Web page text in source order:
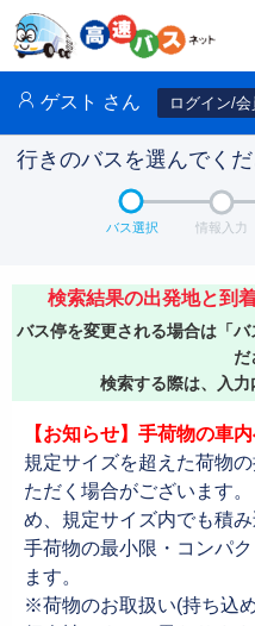
ゲスト さん ログイン/
行きのバスを選んでく
バス選択 情報入力
検索結果の出発地と到
バス停を変更される場合は「
だ
検索する際は、入力
【お知らせ】手荷物の車
規定サイズを超えた荷物
ただく場合がございます
め、規定サイズ内でも積
手荷物の最小限・コンパ
ます。
※荷物のお取扱い(持ち込